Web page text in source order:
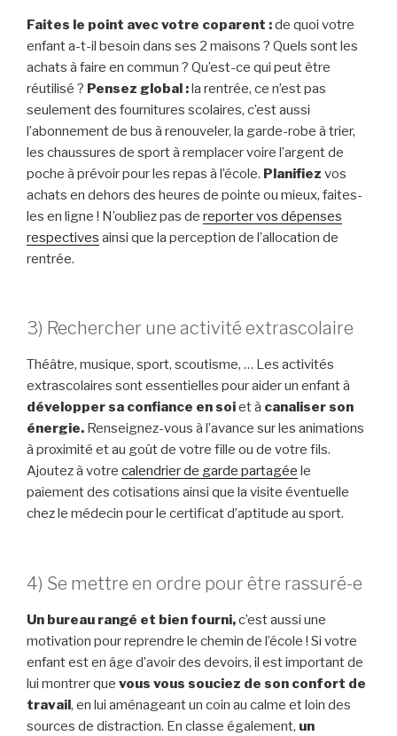
Faites le point avec votre coparent :de quoi votre
enfant a-t-il besoin dans ses 2 maisons ? Quels sont les
achats à faire en commun ? Qu’est-ce qui peut être
réutilisé ? Pensez global :la rentrée, ce n’est pas
seulement des fournitures scolaires, c’est aussi
l’abonnement de bus à renouveler, la garde-robe à trier,
les chaussures de sport à remplacer voire l’argent de
poche à prévoir pour les repas à l’école. Planifiez vos
achats en dehors des heures de pointe ou mieux, faites-
les en ligne ! N’oubliez pas de reporter vos dépenses
respectives ainsi que la perception de l’allocation de
rentrée.
3) Rechercher une activité extrascolaire
Théâtre, musique, sport, scoutisme, … Les activités
extrascolaires sont essentielles pour aider un enfant à
développer sa confiance en soiet à canaliser son
énergie. Renseignez-vous à l’avance sur les animations
à proximité et au goût de votre fille ou de votre fils.
Ajoutez à votre calendrier de garde partagée le
paiement des cotisations ainsi que la visite éventuelle
chez le médecin pour le certificat d’aptitude au sport.
4) Se mettre en ordre pour être rassuré-e
Un bureau rangé et bien fourni,c’est aussi une
motivation pour reprendre le chemin de l’école ! Si votre
enfant est en âge d’avoir des devoirs, il est important de
lui montrer que vous vous souciez de son confort de
travail, en lui aménageant un coin au calme et loin des
sources de distraction. En classe également, un